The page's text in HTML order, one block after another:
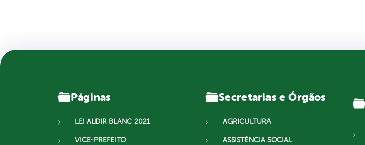
Páginas
LEI ALDIR BLANC 2021
VICE-PREFEITO
Secretarias e Órgãos
AGRICULTURA
ASSISTÊNCIA SOCIAL